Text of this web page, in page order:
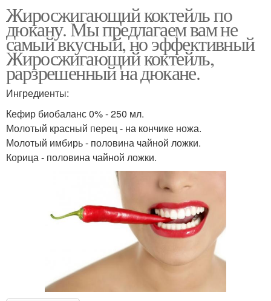
Жиросжигающий коктейль по
дюкану. Мы предлагаем вам не
самый вкусный, но эффективный
Жиросжигающий коктейль,
рарзрешенный на дюкане.
Ингредиенты:
Кефир биобаланс 0% - 250 мл.
Молотый красный перец - на кончике ножа.
Молотый имбирь - половина чайной ложки.
Корица - половина чайной ложки.